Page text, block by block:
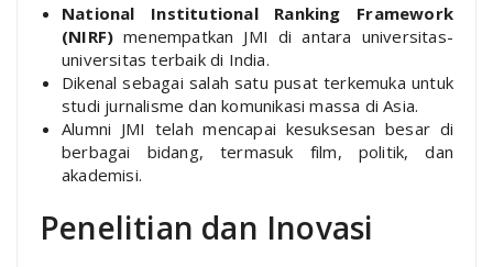
National Institutional Ranking Framework
(NIRF) menempatkan JMI di antara universitas-
universitas terbaik di India.
Dikenal sebagai salah satu pusat terkemuka untuk
studi jurnalisme dan komunikasi massa di Asia.
Alumni JMI telah mencapai kesuksesan besar di
berbagai bidang, termasuk film, politik, dan
akademisi.
Penelitian dan Inovasi